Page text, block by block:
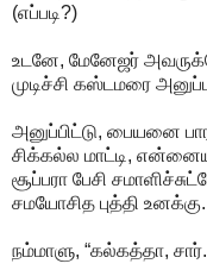
(எப்படி?)
உடனே, மேனேஜர்
முடிச்சி கஸ்டமரை
அனுப்பிட்டு, பையனை
சிக்கல்ல மாட்டி,
சூப்பரா பேசி
சமயோசித புத்தி
நம்மாளு, “கல்கத்தா,